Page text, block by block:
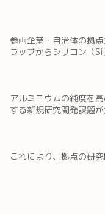
参画企業・自治体の拠
ラップからシリコン（
アルミニウムの純度を
する新規研究開発課題
これにより、拠点の研